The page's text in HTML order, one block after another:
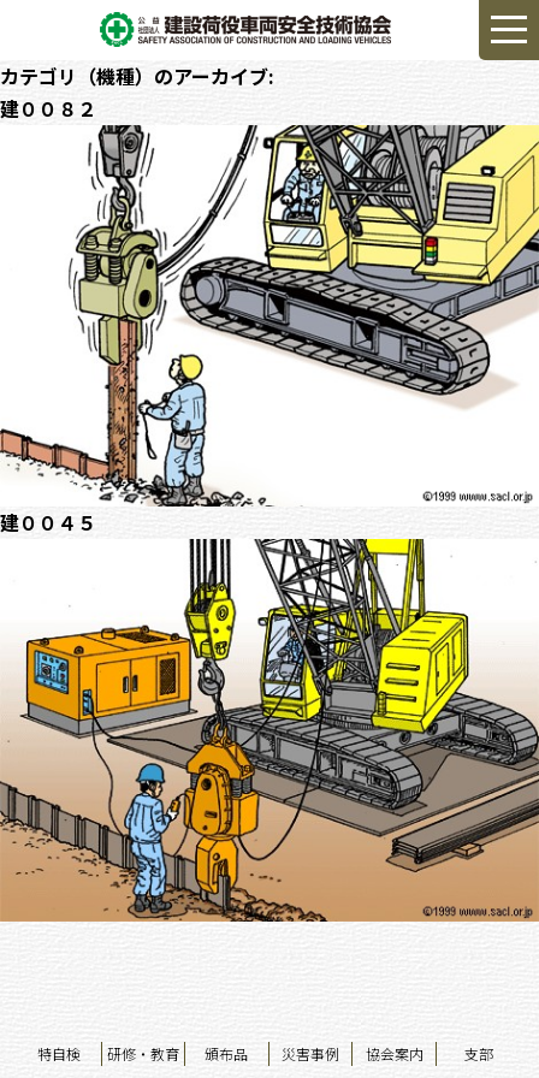
カテゴリ（機種）のアーカイブ:
建００８２
建００４５
特自検 研修・教育 頒布品 災害事例 協会案内 支部